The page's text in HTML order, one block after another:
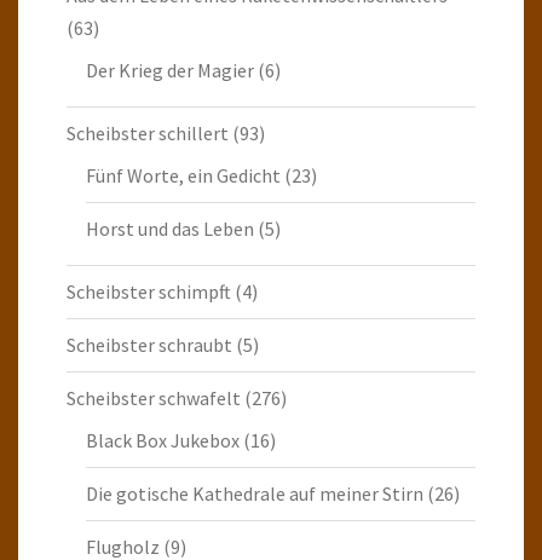
(63)
Der Krieg der Magier (6)
Scheibster schillert (93)
Fünf Worte, ein Gedicht (23)
Horst und das Leben (5)
Scheibster schimpft (4)
Scheibster schraubt (5)
Scheibster schwafelt (276)
Black Box Jukebox (16)
Die gotische Kathedrale auf meiner Stirn (26)
Flugholz (9)